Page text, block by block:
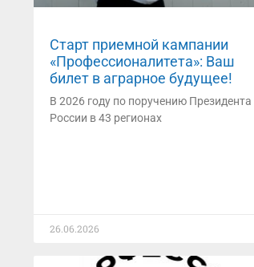
Старт приемной кампании
«Профессионалитета»: Ваш
билет в аграрное будущее!
В 2026 году по поручению Президента
России в 43 регионах
26.06.2026